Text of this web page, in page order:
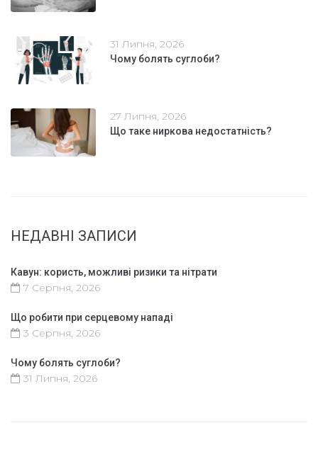
31 Липня, 2026
Чому болять суглоби?
27 Липня, 2026
Що таке ниркова недостатність?
НЕДАВНІ ЗАПИСИ
Кавун: користь, можливі ризики та нітрати
7 Серпня, 2026
Що робити при серцевому нападі
3 Серпня, 2026
Чому болять суглоби?
31 Липня, 2026